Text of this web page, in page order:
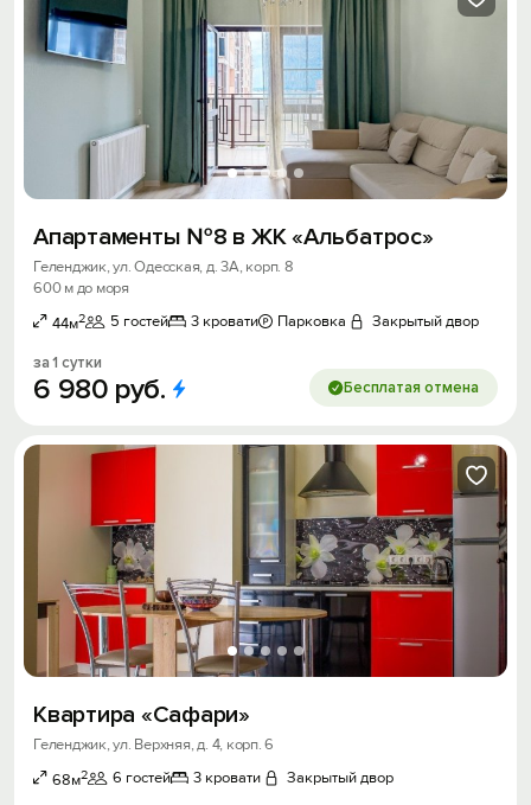
Апартаменты №8 в ЖК «Альбатрос»
Геленджик, ул. Одесская, д. 3А, корп. 8
600 м до моря
44м2 5 гостей 3 кровати Парковка Закрытый двор
за 1 сутки
6 980 руб. Бесплатая отмена
Квартира «Сафари»
Геленджик, ул. Верхняя, д. 4, корп. 6
68м2 6 гостей 3 кровати Закрытый двор